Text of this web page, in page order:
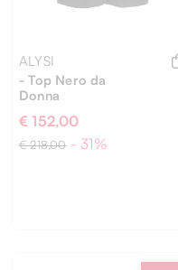
ALYSI
- Top Nero da
Donna
€ 152,00
€ 218,00 - 31%